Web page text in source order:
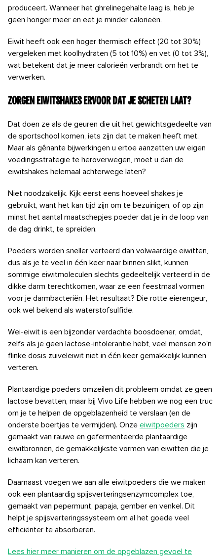
produceert. Wanneer het ghrelinegehalte laag is, heb je
geen honger meer en eet je minder calorieën.
Eiwit heeft ook een hoger thermisch effect (20 tot 30%)
vergeleken met koolhydraten (5 tot 10%) en vet (0 tot 3%),
wat betekent dat je meer calorieën verbrandt om het te
verwerken.
Zorgen eiwitshakes ervoor dat je scheten laat?
Dat doen ze als de geuren die uit het gewichtsgedeelte van
de sportschool komen, iets zijn dat te maken heeft met.
Maar als gênante bijwerkingen u ertoe aanzetten uw eigen
voedingsstrategie te heroverwegen, moet u dan de
eiwitshakes helemaal achterwege laten?
Niet noodzakelijk. Kijk eerst eens hoeveel shakes je
gebruikt, want het kan tijd zijn om te bezuinigen, of op zijn
minst het aantal maatschepjes poeder dat je in de loop van
de dag drinkt, te spreiden.
Poeders worden sneller verteerd dan volwaardige eiwitten,
dus als je te veel in één keer naar binnen slikt, kunnen
sommige eiwitmoleculen slechts gedeeltelijk verteerd in de
dikke darm terechtkomen, waar ze een feestmaal vormen
voor je darmbacteriën. Het resultaat? Die rotte eierengeur,
ook wel bekend als waterstofsulfide.
Wei-eiwit is een bijzonder verdachte boosdoener, omdat,
zelfs als je geen lactose-intolerantie hebt, veel mensen zo'n
flinke dosis zuiveleiwit niet in één keer gemakkelijk kunnen
verteren.
Plantaardige poeders omzeilen dit probleem omdat ze geen
lactose bevatten, maar bij Vivo Life hebben we nog een truc
om je te helpen de opgeblazenheid te verslaan (en de
onderste boertjes te vermijden). Onze eiwitpoeders zijn
gemaakt van rauwe en gefermenteerde plantaardige
eiwitbronnen, de gemakkelijkste vormen van eiwitten die je
lichaam kan verteren.
Daarnaast voegen we aan alle eiwitpoeders die we maken
ook een plantaardig spijsverteringsenzymcomplex toe,
gemaakt van pepermunt, papaja, gember en venkel. Dit
helpt je spijsverteringssysteem om al het goede veel
efficiënter te absorberen.
Lees hier meer manieren om de opgeblazen gevoel te